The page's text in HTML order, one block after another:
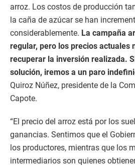
arroz. Los costos de producción
la caña de azúcar se han
considerablemente. La campaña
regular, pero los precios actuales
recuperar la inversión realizada.
solución, iremos a un paro
Quiroz Núñez, presidente de la
Capote.
“El precio del arroz está por los
ganancias. Sentimos que el
los productores, mientras que los
intermediarios son quienes